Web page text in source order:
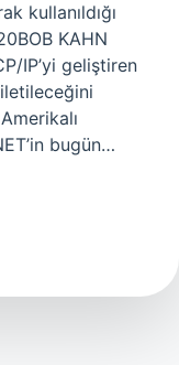
kullanıldığı
KAHN
IP’yi geliştiren
bugün…